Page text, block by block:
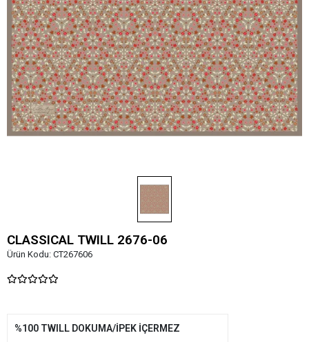
CLASSICAL TWILL 2676-06
Ürün Kodu: CT267606
%100 TWILL DOKUMA/İPEK İÇERMEZ